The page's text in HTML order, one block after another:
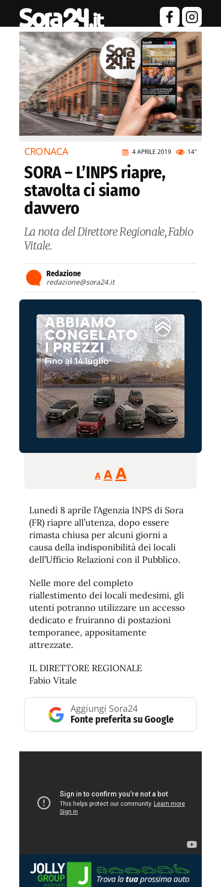
4 APRILE 2019 14"
CRONACA
SORA – L’INPS riapre,
stavolta ci siamo
davvero
La nota del Direttore Regionale, Fabio
Vitale.
Redazione
redazione@sora24.it
A
Reducir
tamaño
A Restablecer
de
fuente
AAumentar
de
fuente.
Lunedì 8 aprile l’Agenzia INPS di Sora
(FR) riapre all’utenza, dopo essere
rimasta chiusa per alcuni giorni a
causa della indisponibilità dei locali
dell’Ufficio Relazioni con il Pubblico.
Nelle more del completo
riallestimento dei locali medesimi, gli
utenti potranno utilizzare un accesso
dedicato e fruiranno di postazioni
temporanee, appositamente
attrezzate.
IL DIRETTORE REGIONALE
Fabio Vitale
Aggiungi Sora24
Fonte preferita su Google